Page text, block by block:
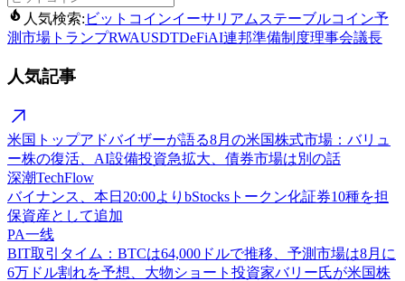
人気検索: ビットコインイーサリアム ステーブルコイン予
測市場 トランプRWAUSDTDeFiAI連邦準備制度理事会議長
人気記事
米国トップアドバイザーが語る8月の米国株式市場：バリュ
ー株の復活、AI設備投資急拡大、債券市場は別の話
深潮TechFlow
バイナンス、本日20:00よりbStocksトークン化証券10種を担
保資産として追加
PA一线
BIT取引タイム：BTCは64,000ドルで推移、予測市場は8月に
6万ドル割れを予想、大物ショート投資家バリー氏が米国株